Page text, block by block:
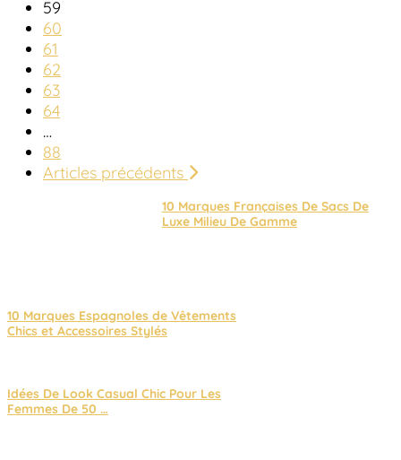
59
60
61
62
63
64
…
88
Articles précédents
10 Marques Françaises De Sacs De
Luxe Milieu De Gamme
10 Marques Espagnoles de Vêtements
Chics et Accessoires Stylés
Idées De Look Casual Chic Pour Les
Femmes De 50 …